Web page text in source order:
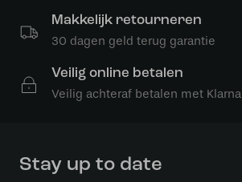
Makkelijk retourneren
30 dagen geld terug garantie
Veilig online betalen
Veilig achteraf betalen met Klarna
Stay up to date